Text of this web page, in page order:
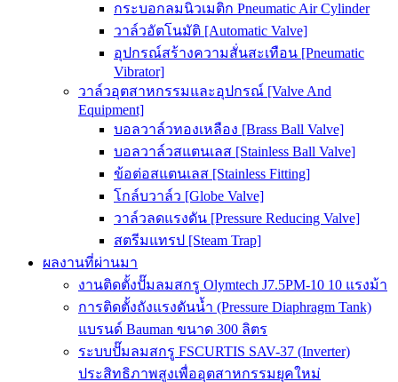
กระบอกลมนิวเมติก Pneumatic Air Cylinder
วาล์วอัตโนมัติ [Automatic Valve]
อุปกรณ์สร้างความสั่นสะเทือน [Pneumatic
Vibrator]
วาล์วอุตสาหกรรมและอุปกรณ์ [Valve And
Equipment]
บอลวาล์วทองเหลือง [Brass Ball Valve]
บอลวาล์วสแตนเลส [Stainless Ball Valve]
ข้อต่อสแตนเลส [Stainless Fitting]
โกล์บวาล์ว [Globe Valve]
วาล์วลดแรงดัน [Pressure Reducing Valve]
สตรีมแทรป [Steam Trap]
ผลงานที่ผ่านมา
งานติดตั้งปั๊มลมสกรู Olymtech J7.5PM-10 10 แรงม้า
การติดตั้งถังแรงดันน้ำ (Pressure Diaphragm Tank)
แบรนด์ Bauman ขนาด 300 ลิตร
ระบบปั๊มลมสกรู FSCURTIS SAV-37 (Inverter)
ประสิทธิภาพสูงเพื่ออุตสาหกรรมยุคใหม่